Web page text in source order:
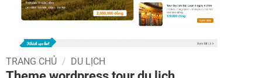
TRANG CHỦ / DU LỊCH